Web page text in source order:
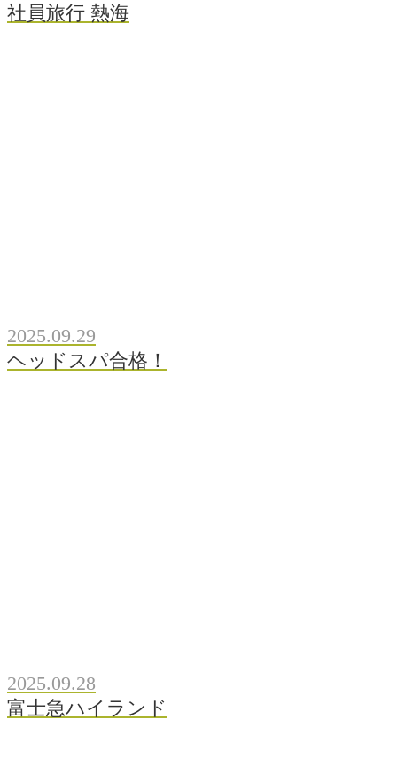
社員旅行 熱海
2025.09.29
ヘッドスパ合格！
2025.09.28
富士急ハイランド